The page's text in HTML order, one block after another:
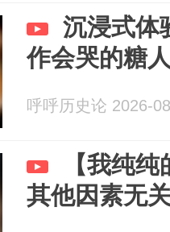
沉浸式体
作会哭的糖
呼呼历史论 2026-
【我纯
其他因素无